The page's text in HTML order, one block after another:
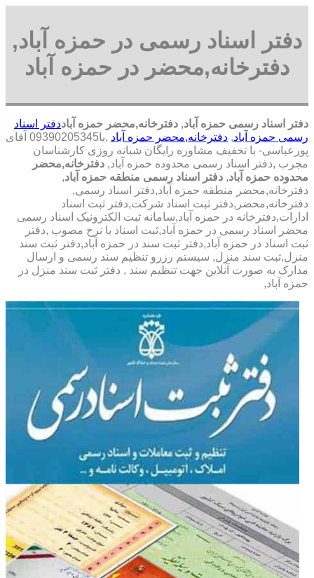
دفتر اسناد رسمی در حمزه آباد,
دفترخانه,محضر در حمزه آباد
دفتر اسناد رسمی حمزه آباد, دفترخانه,محضر حمزه آباددفتر اسناد
رسمی حمزه آباد, دفترخانه,محضر حمزه آباد ,با
09390205345 آقای
پورعباسی- با تخفیف مشاوره رايگان شبانه روزی کارشناسان
مجرب ,دفتر اسناد رسمی محدوده حمزه آباد, دفترخانه,محضر
محدوده حمزه آباد, دفتر اسناد رسمی منطقه حمزه آباد,
دفترخانه,محضر منطقه حمزه آباد,دفتر اسناد رسمی,
دفترخانه,محضر,دفتر ثبت اسناد شرکت,دفتر ثبت اسناد
ادارات,دفترخانه در حمزه آباد,سامانه ثبت الکترونیک اسناد رسمی
محضر اسناد رسمی در حمزه آباد,ثبت اسناد با نرخ مصوب ,دفتر
ثبت اسناد در حمزه آباد,دفتر ثبت سند در حمزه آباد,دفتر ثبت سند
منزل,ثبت سند منزل, سیستم رزرو تنظیم سند رسمی و ارسال
مدارک به صورت آنلاین جهت تنظیم سند , دفتر ثبت سند منزل در
حمزه آباد,